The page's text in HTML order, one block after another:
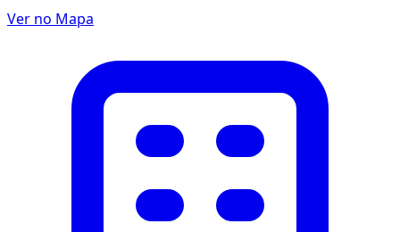
Ver no Mapa